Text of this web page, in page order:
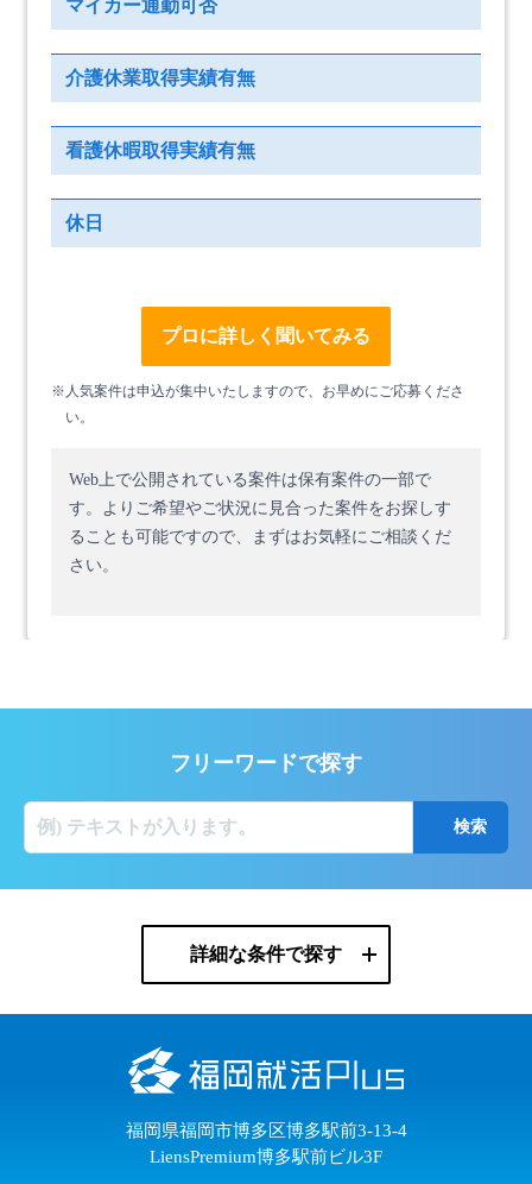
マイカー通勤可否
介護休業取得実績有無
看護休暇取得実績有無
休日
プロに詳しく聞いてみる
※人気案件は申込が集中いたしますので、お早めにご応募くださ
い。
Web上で公開されている案件は保有案件の一部で
す。 よりご希望やご状況に見合った案件をお探しす
ることも可能ですので、まずはお気軽にご相談くだ
さい。
フリーワードで探す
詳細な条件で探す
福岡県福岡市博多区博多駅前3-13-4
LiensPremium博多駅前ビル3F